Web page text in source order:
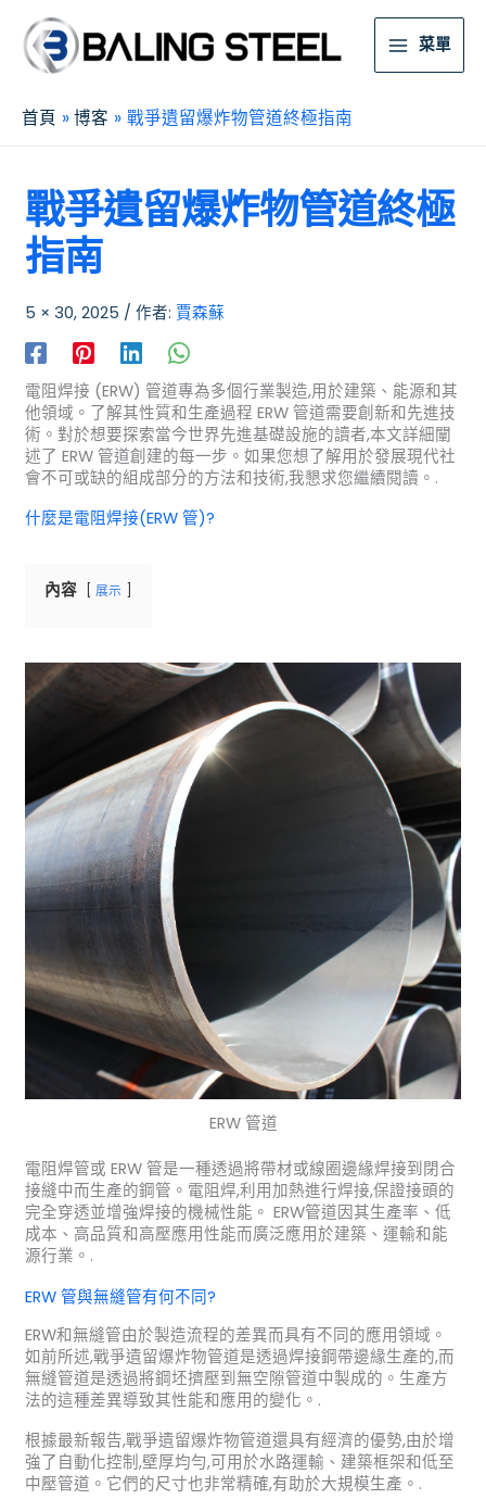
菜單
首頁 博客 戰爭遺留爆炸物管道終極指南
戰爭遺留爆炸物管道終極
指南
5 × 30, 2025 / 作者: 賈森蘇
電阻焊接 (ERW) 管道專為多個行業製造,用於建築、能源和其
他領域。了解其性質和生產過程 ERW 管道需要創新和先進技
術。對於想要探索當今世界先進基礎設施的讀者,本文詳細闡
述了 ERW 管道創建的每一步。如果您想了解用於發展現代社
會不可或缺的組成部分的方法和技術,我懇求您繼續閱讀。.
什麼是電阻焊接(ERW 管)?
內容 展示
ERW 管道
電阻焊管或 ERW 管是一種透過將帶材或線圈邊緣焊接到閉合
接縫中而生產的鋼管。電阻焊,利用加熱進行焊接,保證接頭的
完全穿透並增強焊接的機械性能。 ERW管道因其生產率、低
成本、高品質和高壓應用性能而廣泛應用於建築、運輸和能
源行業。.
ERW 管與無縫管有何不同?
ERW和無縫管由於製造流程的差異而具有不同的應用領域。
如前所述,戰爭遺留爆炸物管道是透過焊接鋼帶邊緣生產的,而
無縫管道是透過將鋼坯擠壓到無空隙管道中製成的。生產方
法的這種差異導致其性能和應用的變化。.
根據最新報告,戰爭遺留爆炸物管道還具有經濟的優勢,由於增
強了自動化控制,壁厚均勻,可用於水路運輸、建築框架和低至
中壓管道。它們的尺寸也非常精確,有助於大規模生產。.